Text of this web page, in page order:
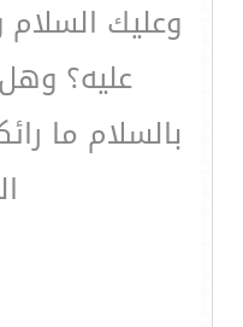
وعليك
عليه؟
بالسلام ما